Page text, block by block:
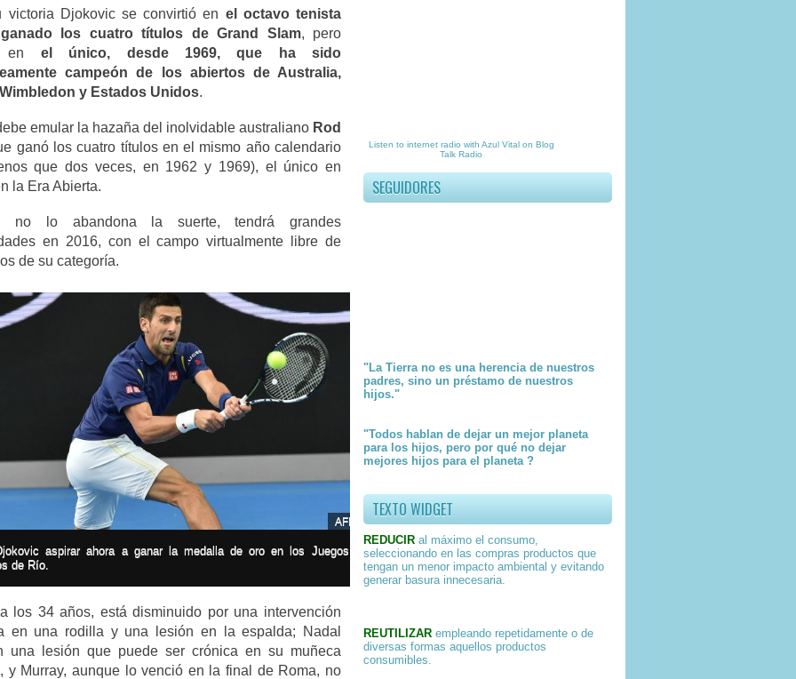
victoria Djokovic se convirtió en el octavo tenista
los cuatro títulos de Grand Slam, pero
en el único, desde 1969, que ha sido
campeón de los abiertos de Australia,
y Estados Unidos.
emular la hazaña del inolvidable australiano Rod
ganó los cuatro títulos en el mismo año calendario
que dos veces, en 1962 y 1969), el único en
la Era Abierta.
no lo abandona la suerte, tendrá grandes
en 2016, con el campo virtualmente libre de
de su categoría.
AFP
aspirar ahora a ganar la medalla de oro en los Juegos
de Río.
los 34 años, está disminuido por una intervención
en una rodilla y una lesión en la espalda; Nadal
una lesión que puede ser crónica en su muñeca
y Murray, aunque lo venció en la final de Roma, no
Listen to internet radio with Azul Vitalon Blog
Talk Radio
SEGUIDORES
"La Tierra no es una herencia de nuestros
padres, sino un préstamo de nuestros
hijos."
"Todos hablan de dejar un mejor planeta
para los hijos, pero por qué no dejar
mejores hijos para el planeta ?
TEXTO WIDGET
REDUCIR al máximo el consumo,
seleccionando en las compras productos que
tengan un menor impacto ambiental y evitando
generar basura innecesaria.
REUTILIZAR empleando repetidamente o de
diversas formas aquellos productos
consumibles.